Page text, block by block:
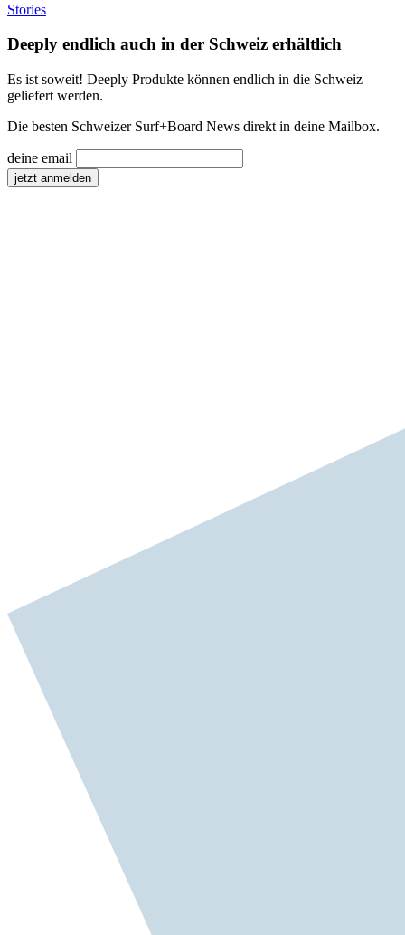
Stories
Deeply endlich auch in der Schweiz erhältlich
Es ist soweit! Deeply Produkte können endlich in die Schweiz
geliefert werden.
Die besten Schweizer Surf+Board News direkt in deine Mailbox.
deine email